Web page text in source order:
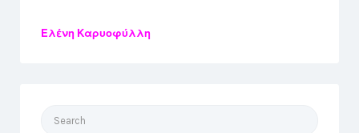
Ελένη Καρυοφύλλη